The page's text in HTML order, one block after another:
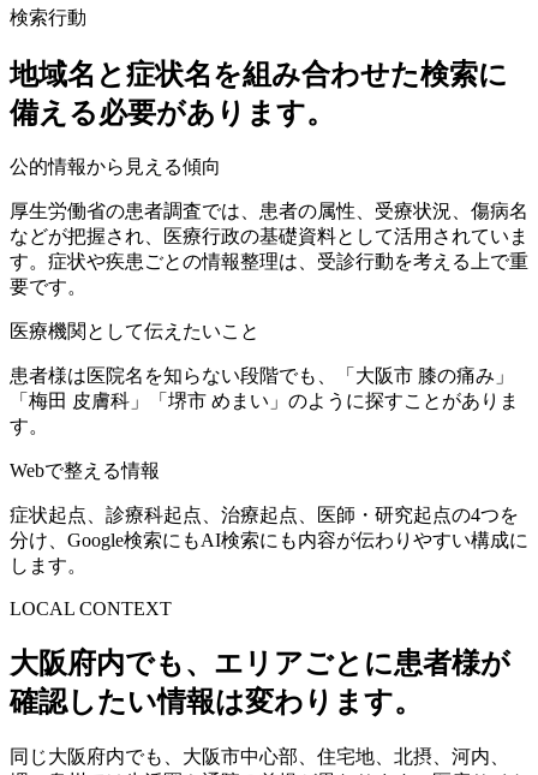
検索行動
地域名と症状名を組み合わせた検索に
備える必要があります。
公的情報から見える傾向
厚生労働省の患者調査では、患者の属性、受療状況、傷病名
などが把握され、医療行政の基礎資料として活用されていま
す。症状や疾患ごとの情報整理は、受診行動を考える上で重
要です。
医療機関として伝えたいこと
患者様は医院名を知らない段階でも、「大阪市 膝の痛み」
「梅田 皮膚科」「堺市 めまい」のように探すことがありま
す。
Webで整える情報
症状起点、診療科起点、治療起点、医師・研究起点の4つを
分け、Google検索にもAI検索にも内容が伝わりやすい構成に
します。
LOCAL CONTEXT
大阪府内でも、エリアごとに患者様が
確認したい情報は変わります。
同じ大阪府内でも、大阪市中心部、住宅地、北摂、河内、